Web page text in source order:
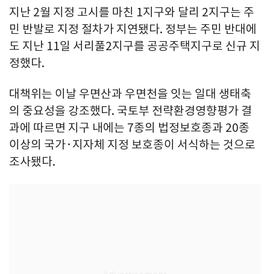
지난 2월 지정 고시를 마친 1지구와 달리 2지구는 주
민 반발로 지정 절차가 지연됐다. 정부는 주민 반대에
도 지난 11일 서리풀2지구를 공공주택지구로 신규 지
정했다.
대책위는 이날 우면산과 우면천을 잇는 일대 생태축
의 중요성을 강조했다. 국토부 전략환경영향평가 결
과에 따르면 지구 내에는 7종의 법정보호종과 20종
이상의 국가·지자체 지정 보호종이 서식하는 것으로
조사됐다.